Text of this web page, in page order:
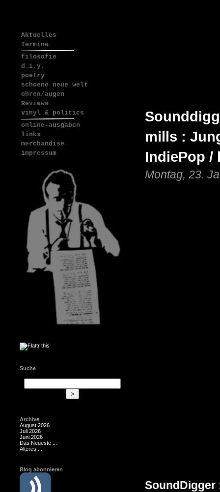
Aktuelles
Termine
filosofie
d.i.y.
poetry
schoene neue welt
ohren/augen
Reviews
vinyl & politics
online-ausgaben
links
merchandise
impressum
Suche
Archive
August 2026
Juli 2026
Juni 2026
Das Neueste ...
Älteres ...
Blog abonnieren
mills :
IndiePop /
Montag, 23.
SoundDigger